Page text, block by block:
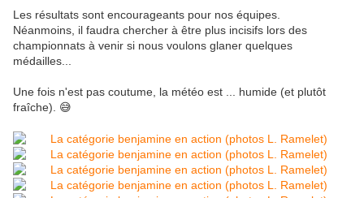
Les résultats sont encourageants pour nos équipes.
Néanmoins, il faudra chercher à être plus incisifs lors des
championnats à venir si nous voulons glaner quelques
médailles...
Une fois n'est pas coutume, la météo est ... humide (et plutôt
fraîche). 😅